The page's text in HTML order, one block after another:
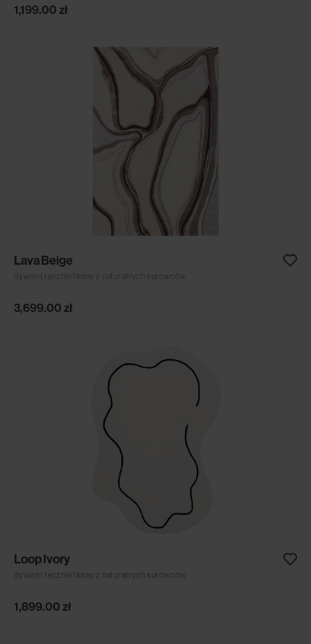
1,199.00 zł
Lava Beige
dywan | ręcznie tkany z naturalnych surowców
3,699.00 zł
Loop Ivory
dywan | ręcznie tkany z naturalnych surowców
1,899.00 zł